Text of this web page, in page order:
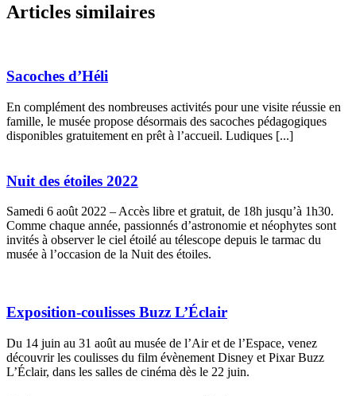
Articles similaires
Sacoches d’Héli
En complément des nombreuses activités pour une visite réussie en
famille, le musée propose désormais des sacoches pédagogiques
disponibles gratuitement en prêt à l’accueil. Ludiques [...]
Nuit des étoiles 2022
Samedi 6 août 2022 – Accès libre et gratuit, de 18h jusqu’à 1h30.
Comme chaque année, passionnés d’astronomie et néophytes sont
invités à observer le ciel étoilé au télescope depuis le tarmac du
musée à l’occasion de la Nuit des étoiles.
Exposition-coulisses Buzz L’Éclair
Du 14 juin au 31 août au musée de l’Air et de l’Espace, venez
découvrir les coulisses du film évènement Disney et Pixar Buzz
L’Éclair, dans les salles de cinéma dès le 22 juin.